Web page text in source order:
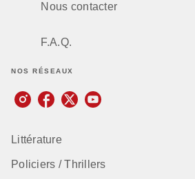
Nous contacter
F.A.Q.
NOS RÉSEAUX
Littérature
Policiers / Thrillers